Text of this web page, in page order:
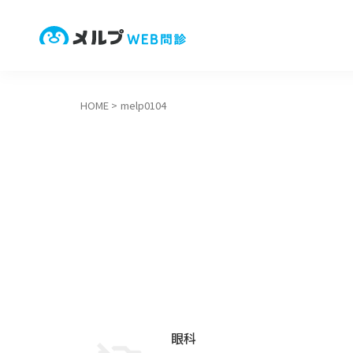
HOME > melp0104
眼科